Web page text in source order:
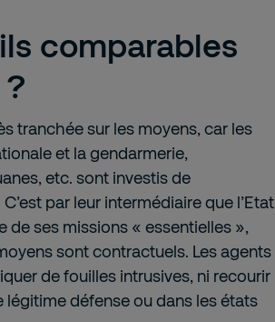
comparables
tranchée sur les moyens, car les
et la gendarmerie,
etc. sont investis de
par leur intermédiaire que l’Etat
de ses missions « essentielles »,
sont contractuels. Les agents
de fouilles intrusives, ni recourir
légitime défense ou dans les états